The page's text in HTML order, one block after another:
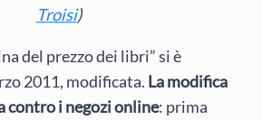
Troisi)
del prezzo dei libri” si è
2011, modificata. La modifica
contro i negozi online: prima